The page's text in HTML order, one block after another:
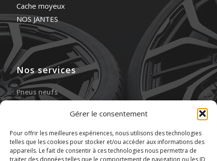
Gérer le consentement
Pour offrir les meilleures expériences, nous utilisons des technologies
telles que les cookies pour stocker et/ou accéder aux informations des
appareils. Le fait de consentir à ces technologies nous permettra de
traiter des données telles que le comportement de navigation ou les ID
Cache moyeux
NOS JANTES
Nos services
Pneus neufs
Gonflage à l’azote
Réparation des pneus